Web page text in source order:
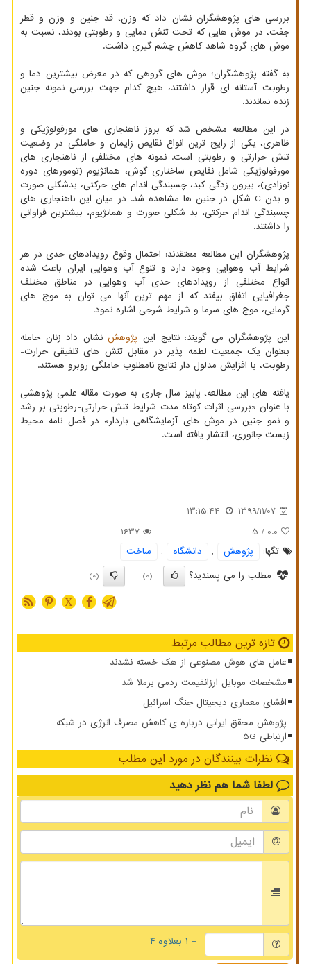
بررسی های پژوهشگران نشان داد که وزن، قد جنین و وزن و قطر
جفت، در موش هایی که تحت تنش دمایی و رطوبتی بودند، نسبت به
موش های گروه شاهد کاهش چشم گیری داشت.
به گفته پژوهشگران؛ موش های گروهی که در معرض بیشترین دما و
رطوبت آستانه ای قرار داشتند، هیچ کدام جهت بررسی نمونه جنین
زنده نماندند.
در این مطالعه مشخص شد که بروز ناهنجاری های مورفولوژیکی و
ظاهری، یکی از رایج ترین انواع نقایص زایمان و حاملگی در وضعیت
تنش حرارتی و رطوبتی است. نمونه های مختلفی از ناهنجاری های
مورفولوژیکی شامل نقایص ساختاری گوش، همانژیوم (تومورهای دوره
نوزادی)، بیرون زدگی کبد، چسبندگی اندام های حرکتی، بدشکلی صورت
و بدن C شکل در جنین ها مشاهده شد. در میان این ناهنجاری های
چسبندگی اندام حرکتی، بد شکلی صورت و همانژیوم، بیشترین فراوانی
را داشتند.
پژوهشگران این مطالعه معتقدند: احتمال وقوع رویدادهای حدی در هر
شرایط آب وهوایی وجود دارد و تنوع آب وهوایی ایران باعث شده
انواع مختلفی از رویدادهای حدی آب وهوایی در مناطق مختلف
جغرافیایی اتفاق بیفتد که از مهم ترین آنها می توان به موج های
گرمایی، موج های سرما و شرایط شرجی اشاره نمود.
این پژوهشگران می گویند: نتایج این پژوهشنشان داد زنان حامله
بعنوان یک جمعیت لطمه پذیر در مقابل تنش های تلفیقی حرارت-
رطوبت، با افزایش مدلول دار نتایج نامطلوب حاملگی روبرو هستند.
یافته های این مطالعه، پاییز سال جاری به صورت مقاله علمی پژوهشی
با عنوان «بررسی اثرات کوتاه مدت شرایط تنش حرارتی-رطوبتی بر رشد
و نمو جنین در موش های آزمایشگاهی باردار» در فصل نامه محیط
زیست جانوری، انتشار یافته است.
1399/11/07
13:15:44
0.0
/ 5
1637
تگها:
پژوهش , دانشگاه ,
ساخت
مطلب را می پسندید؟
(0)
(0)
X
تازه ترین مطالب مرتبط
عامل های هوش مصنوعی از هک خسته نشدند
مشخصات موبایل ارزانقیمت ردمی برملا شد
افشای معماری دیجیتال جنگ اسرائیل
پژوهش محقق ایرانی درباره ی کاهش مصرف انرژی در شبکه
ارتباطی 5G
نظرات بینندگان در مورد این مطلب
لطفا شما هم نظر دهید
= ۱ بعلاوه ۴